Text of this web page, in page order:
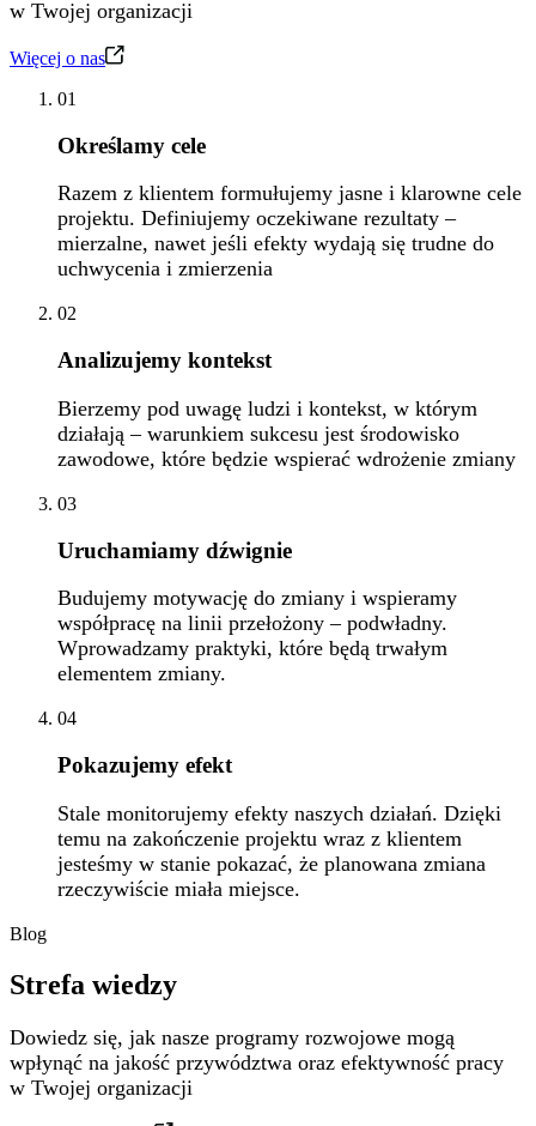
w Twojej organizacji
Więcej o nas
01
Określamy cele
Razem z klientem formułujemy jasne i klarowne cele
projektu. Definiujemy oczekiwane rezultaty –
mierzalne, nawet jeśli efekty wydają się trudne do
uchwycenia i zmierzenia
02
Analizujemy kontekst
Bierzemy pod uwagę ludzi i kontekst, w którym
działają – warunkiem sukcesu jest środowisko
zawodowe, które będzie wspierać wdrożenie zmiany
03
Uruchamiamy dźwignie
Budujemy motywację do zmiany i wspieramy
współpracę na linii przełożony – podwładny.
Wprowadzamy praktyki, które będą trwałym
elementem zmiany.
04
Pokazujemy efekt
Stale monitorujemy efekty naszych działań. Dzięki
temu na zakończenie projektu wraz z klientem
jesteśmy w stanie pokazać, że planowana zmiana
rzeczywiście miała miejsce.
Blog
Strefa wiedzy
Dowiedz się, jak nasze programy rozwojowe mogą
wpłynąć na jakość przywództwa oraz efektywność pracy
w Twojej organizacji